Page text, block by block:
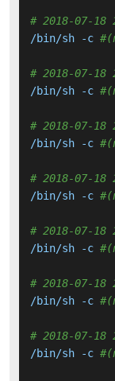
# 2018-07-18
/bin/sh -c
# 2018-07-18
/bin/sh -c
# 2018-07-18
/bin/sh -c
# 2018-07-18
/bin/sh -c
# 2018-07-18
/bin/sh -c
# 2018-07-18
/bin/sh -c
# 2018-07-18
/bin/sh -c